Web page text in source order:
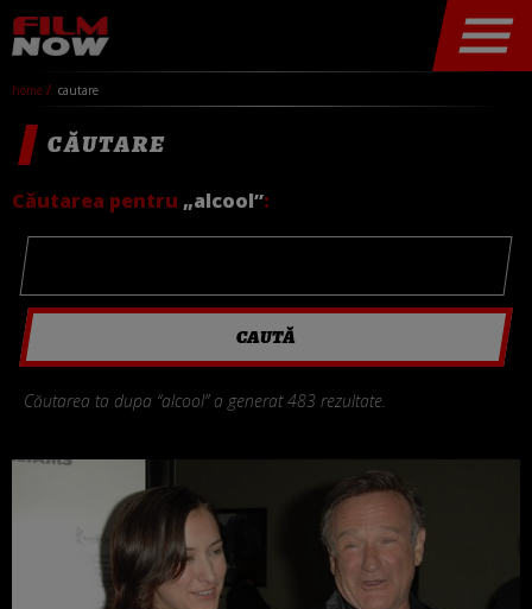
home cautare
CĂUTARE
Căutarea pentru „alcool”:
Căutarea ta dupa “alcool” a generat 483 rezultate.